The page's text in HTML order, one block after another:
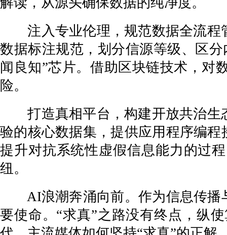
注入专业伦理，规范数据全流程
数据标注规范，划分信源等级、区
闻良知”芯片。借助区块链技术，对
险。
打造真相平台，构建开放共治生
验的核心数据集，提供应用程序编
提升对抗系统性虚假信息能力的过
纽。
AI浪潮奔涌向前。作为信息传播
要使命。“求真”之路没有终点，纵